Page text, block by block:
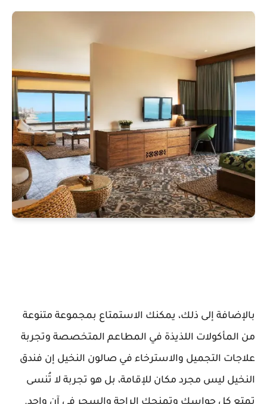
بالإضافة إلى ذلك، يمكنك الاستمتاع بمجموعة متنوعة
من المأكولات اللذيذة في المطاعم المتخصصة وتجربة
علاجات التجميل والاسترخاء في صالون النخيل إن فندق
النخيل ليس مجرد مكان للإقامة، بل هو تجربة لا تُنسى